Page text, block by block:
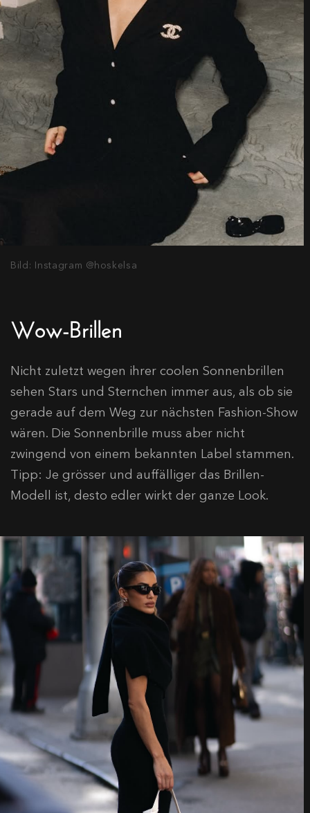
Bild: Instagram @hoskelsa
Wow-Brillen
Nicht zuletzt wegen ihrer coolen Sonnenbrillen
sehen Stars und Sternchen immer aus, als ob sie
gerade auf dem Weg zur nächsten Fashion-Show
wären. Die Sonnenbrille muss aber nicht
zwingend von einem bekannten Label stammen.
Tipp: Je grösser und auffälliger das Brillen-
Modell ist, desto edler wirkt der ganze Look.